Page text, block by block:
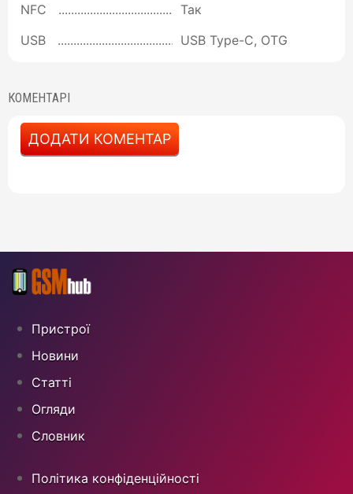
NFC
Так
USB
USB Type-C, OTG
КОМЕНТАРІ
ДОДАТИ КОМЕНТАР
Пристрої
Новини
Статті
Огляди
Cловник
Політика конфіденційності